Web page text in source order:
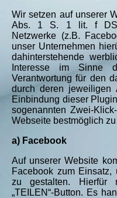
Wir setzen auf unserer
Abs. 1 S. 1 lit. f
Netzwerke (z.B.
unser Unternehmen
dahinterstehende
Interesse im Sinne
Verantwortung für den
durch deren jeweiligen
Einbindung dieser
sogenannten Zwei-
Webseite bestmöglich
a) Facebook
Auf unserer Website
Facebook zum
zu gestalten. Hierfür
„TEILEN“-Button. Es